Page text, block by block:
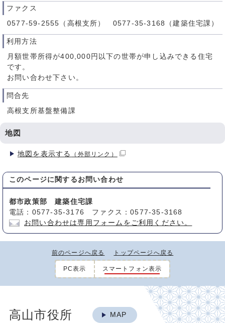
ファクス
0577-59-2555（高根支所） 0577-35-3168（建築住宅課）
利用方法
月額世帯所得が400,000円以下の世帯が申し込みできる住宅
です。
お問い合わせ下さい。
問合先
高根支所基盤整備課
地図
地図を表示する （外部リンク）
このページに関する お問い合わせ
都市政策部 建築住宅課
電話：0577-35-3176 ファクス：0577-35-3168
お問い合わせは専用フォームをご利用ください。
前のページへ戻る トップページへ戻る
PC表示 スマートフォン表示
高山市役所 MAP